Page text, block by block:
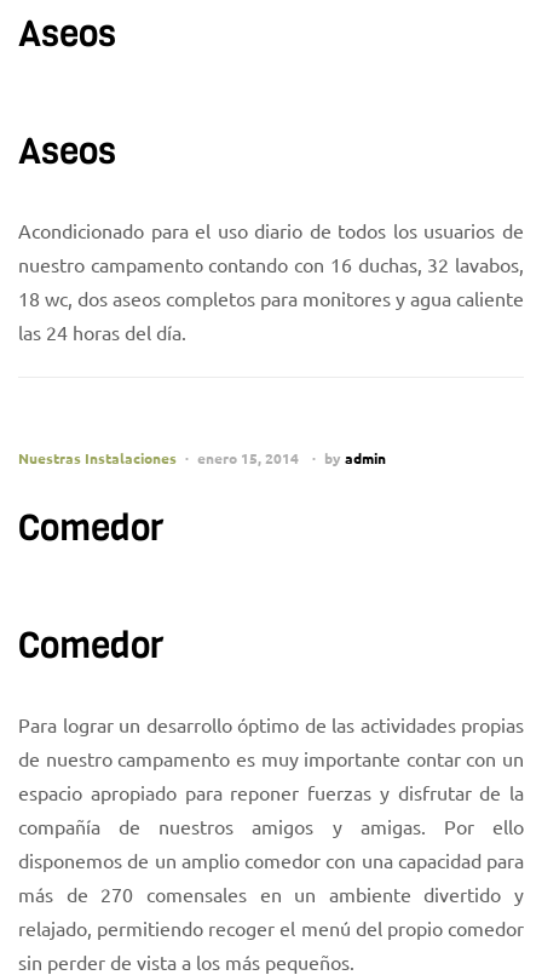
Aseos
Aseos
Acondicionado para el uso diario de todos los usuarios de
nuestro campamento contando con 16 duchas, 32 lavabos,
18 wc, dos aseos completos para monitores y agua caliente
las 24 horas del día.
Nuestras Instalaciones enero 15, 2014 by admin
Comedor
Comedor
Para lograr un desarrollo óptimo de las actividades propias
de nuestro campamento es muy importante contar con un
espacio apropiado para reponer fuerzas y disfrutar de la
compañía de nuestros amigos y amigas. Por ello
disponemos de un amplio comedor con una capacidad para
más de 270 comensales en un ambiente divertido y
relajado, permitiendo recoger el menú del propio comedor
sin perder de vista a los más pequeños.